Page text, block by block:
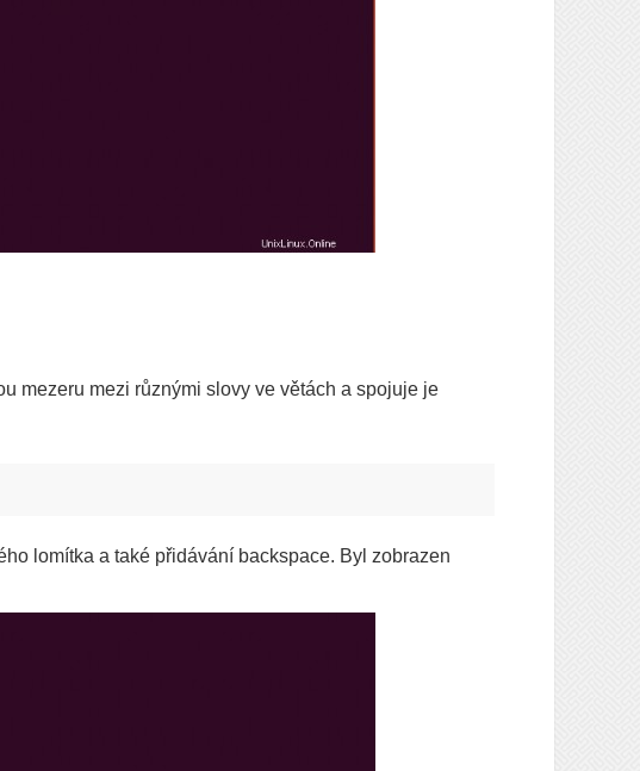
mezeru mezi různými slovy ve větách a spojuje je
lomítka a také přidávání backspace. Byl zobrazen